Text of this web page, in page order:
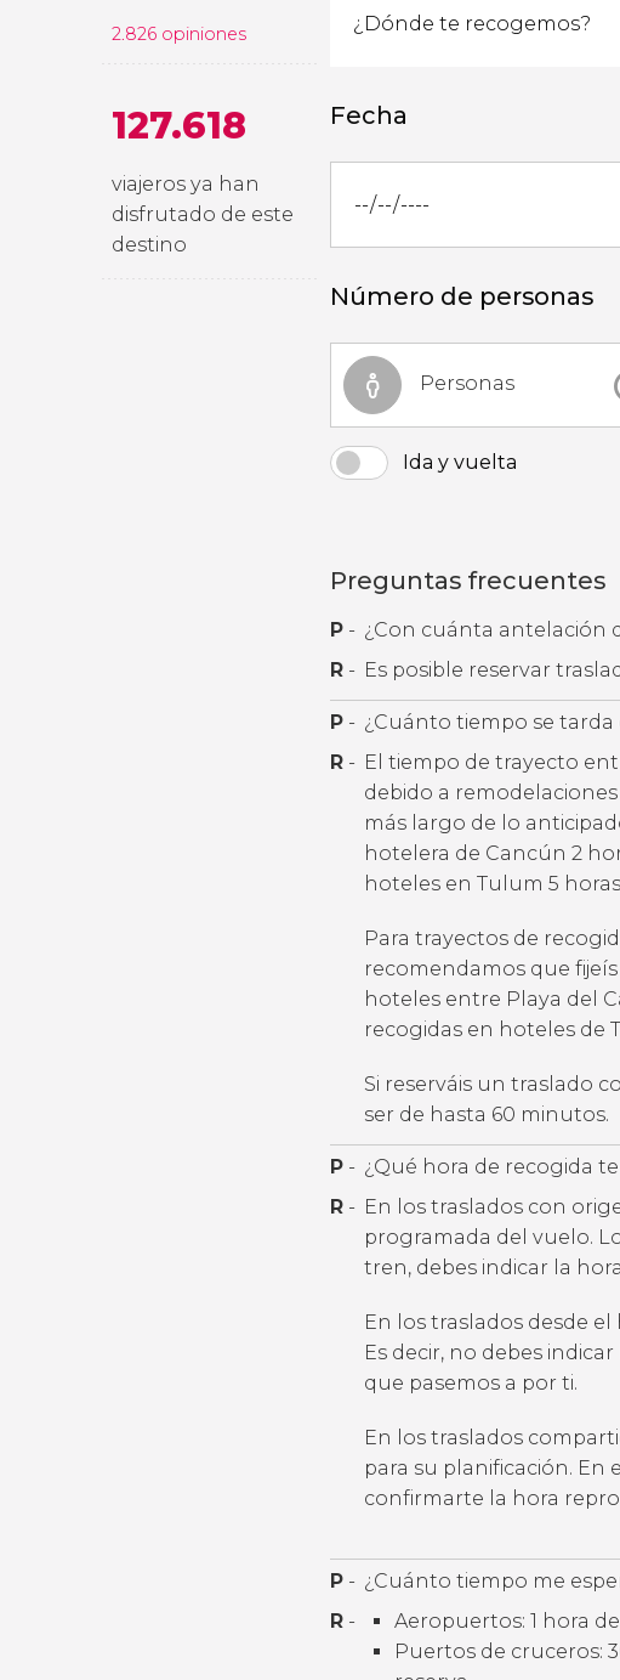
2.826 opiniones
127.618
viajeros ya han
disfrutado de este
destino
Fecha
Número de personas
Personas
Ida y vuelta
Preguntas frecuentes
P - ¿Con cuánta antelación
R - Es posible reservar
P - ¿Cuánto tiempo se
R - El tiempo de trayecto
debido a
más largo de lo
hotelera de Cancún 2
hoteles en Tulum 5
Para trayectos de
recomendamos que
hoteles entre Playa del
recogidas en hoteles de
Si reserváis un traslado
ser de hasta 60 minutos.
P - ¿Qué hora de recogida
R - En los traslados con
programada del vuelo.
tren, debes indicar la
En los traslados desde
Es decir, no debes
que pasemos a por ti.
En los traslados
para su planificación.
confirmarte la hora
P - ¿Cuánto tiempo me
R -
Aeropuertos: 1 hora
Puertos de cruceros: